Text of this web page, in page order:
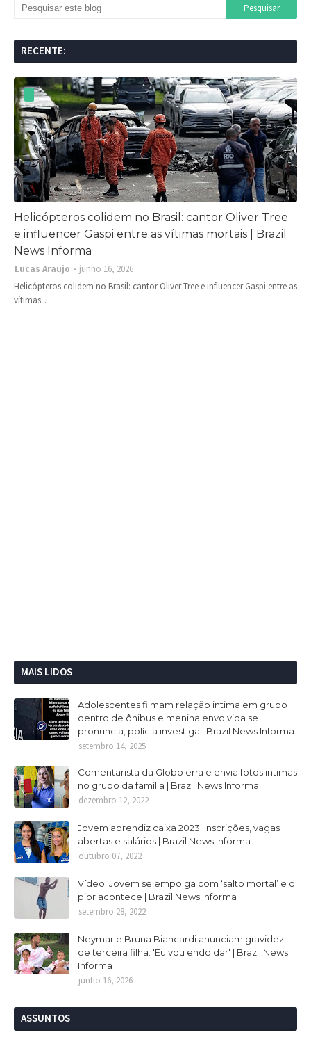
RECENTE:
Helicópteros colidem no Brasil: cantor Oliver Tree
e influencer Gaspi entre as vítimas mortais | Brazil
News Informa
Lucas Araujo
junho 16, 2026
Helicópteros colidem no Brasil: cantor Oliver Tree e influencer Gaspi entre as
vítimas…
MAIS LIDOS
Adolescentes filmam relação intima em grupo
dentro de ônibus e menina envolvida se
pronuncia; polícia investiga | Brazil News Informa
setembro 14, 2025
Comentarista da Globo erra e envia fotos intimas
no grupo da família | Brazil News Informa
dezembro 12, 2022
Jovem aprendiz caixa 2023: Inscrições, vagas
abertas e salários | Brazil News Informa
outubro 07, 2022
Vídeo: Jovem se empolga com ‘salto mortal’ e o
pior acontece | Brazil News Informa
setembro 28, 2022
Neymar e Bruna Biancardi anunciam gravidez
de terceira filha: 'Eu vou endoidar' | Brazil News
Informa
junho 16, 2026
ASSUNTOS